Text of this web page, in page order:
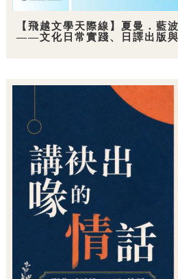
【飛越文學天際線】夏曼．藍
——文化日常實踐、日譯出版